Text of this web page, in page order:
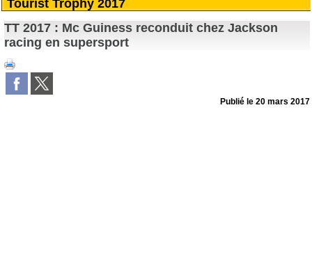
Tourist Trophy 2017
TT 2017 : Mc Guiness reconduit chez Jackson
racing en supersport
Publié le20 mars 2017